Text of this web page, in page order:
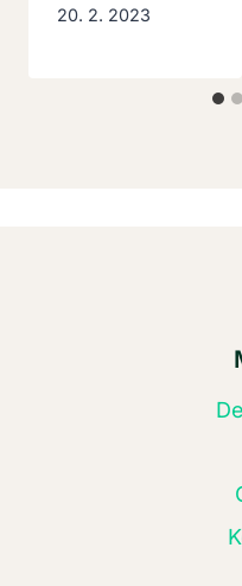
20. 2. 2023